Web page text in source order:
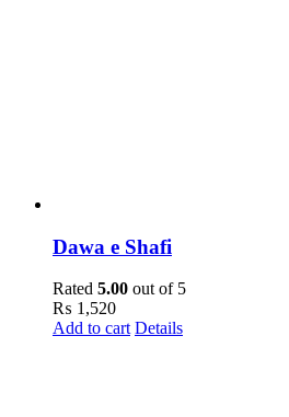
Dawa e Shafi
Rated 5.00 out of 5
₨ 1,520
Add to cart Details